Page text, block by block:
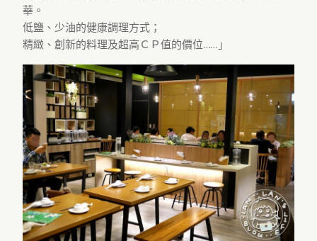
華。
低鹽、少油的健康調理方式；
精緻、創新的料理及超高ＣＰ值的價位……」